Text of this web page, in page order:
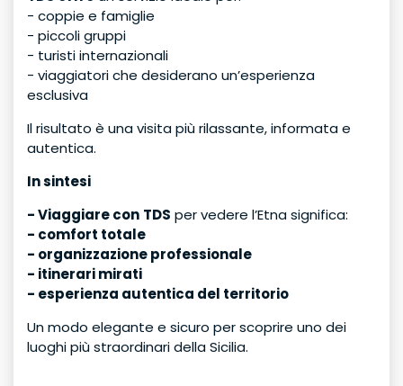
- coppie e famiglie
- piccoli gruppi
- turisti internazionali
- viaggiatori che desiderano un’esperienza
esclusiva
Il risultato è una visita più rilassante, informata e
autentica.
In sintesi
- Viaggiare con TDS per vedere l’Etna significa:
- comfort totale
- organizzazione professionale
- itinerari mirati
- esperienza autentica del territorio
Un modo elegante e sicuro per scoprire uno dei
luoghi più straordinari della Sicilia.